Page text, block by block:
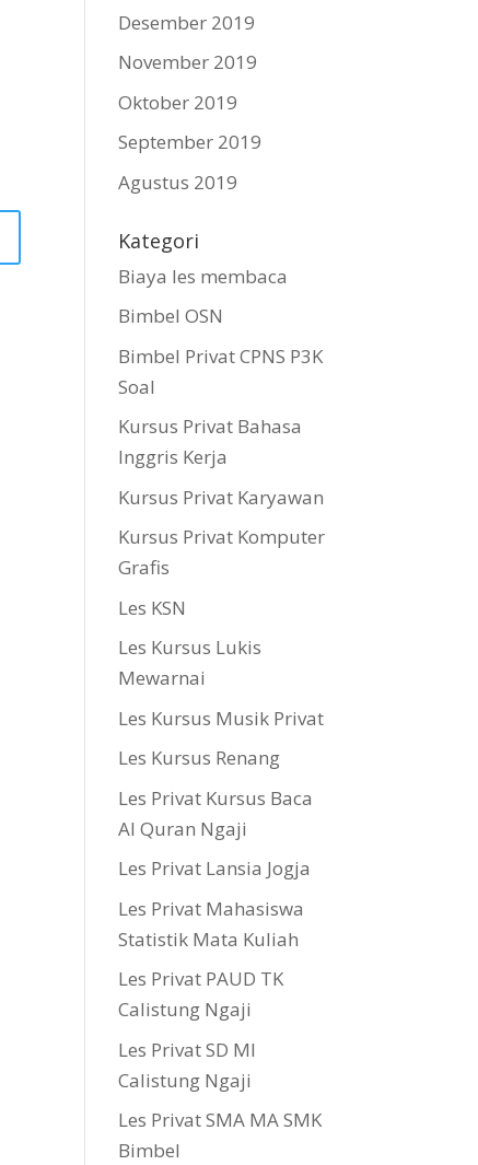
Desember 2019
November 2019
Oktober 2019
September 2019
Agustus 2019
Kategori
Biaya les membaca
Bimbel OSN
Bimbel Privat CPNS P3K
Soal
Kursus Privat Bahasa
Inggris Kerja
Kursus Privat Karyawan
Kursus Privat Komputer
Grafis
Les KSN
Les Kursus Lukis
Mewarnai
Les Kursus Musik Privat
Les Kursus Renang
Les Privat Kursus Baca
Al Quran Ngaji
Les Privat Lansia Jogja
Les Privat Mahasiswa
Statistik Mata Kuliah
Les Privat PAUD TK
Calistung Ngaji
Les Privat SD MI
Calistung Ngaji
Les Privat SMA MA SMK
Bimbel